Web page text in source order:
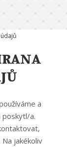
a
poskytl/a.
jakékoliv